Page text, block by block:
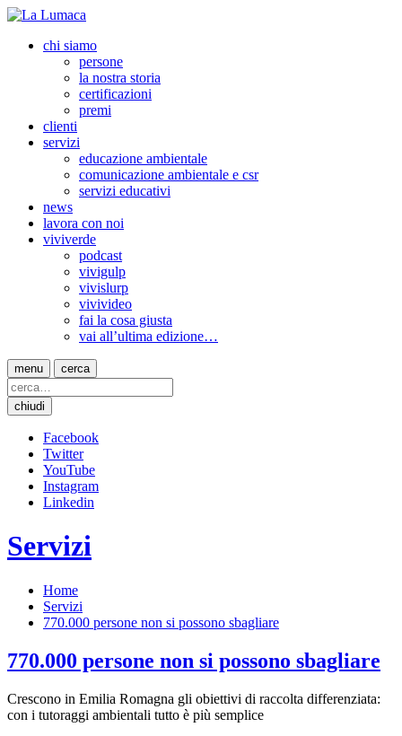
chi siamo
persone
la nostra storia
certificazioni
premi
clienti
servizi
educazione ambientale
comunicazione ambientale e csr
servizi educativi
news
lavora con noi
viviverde
podcast
vivigulp
vivislurp
vivivideo
fai la cosa giusta
vai all’ultima edizione…
menu cerca
chiudi
Facebook
Twitter
YouTube
Instagram
Linkedin
Servizi
Home
Servizi
770.000 persone non si possono sbagliare
770.000 persone non si possono sbagliare
Crescono in Emilia Romagna gli obiettivi di raccolta differenziata:
con i tutoraggi ambientali tutto è più semplice